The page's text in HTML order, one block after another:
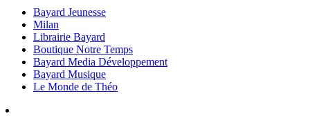
Bayard Jeunesse
Milan
Librairie Bayard
Boutique Notre Temps
Bayard Media Développement
Bayard Musique
Le Monde de Théo